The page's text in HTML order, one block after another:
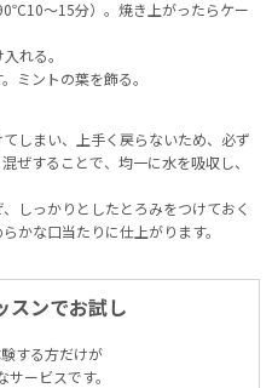
～15分）。焼き上がったらケー
れる。
ミントの葉を飾る。
しまい、上手く戻らないため、必ず
ぜすることで、均一に水を吸収し、
しっかりとしたとろみをつけておく
かな口当たりに仕上がります。
スンでお試し
する方だけが
ービスです。